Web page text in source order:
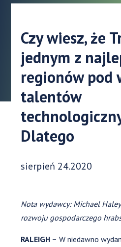
Czy wiesz, że
jednym z
regionów pod
talentów
Dlatego
Data opublikowania:
sierpień 24.2020
Nota wydawcy: Michael
rozwoju gospodarczego
RALEIGH – W niedawno